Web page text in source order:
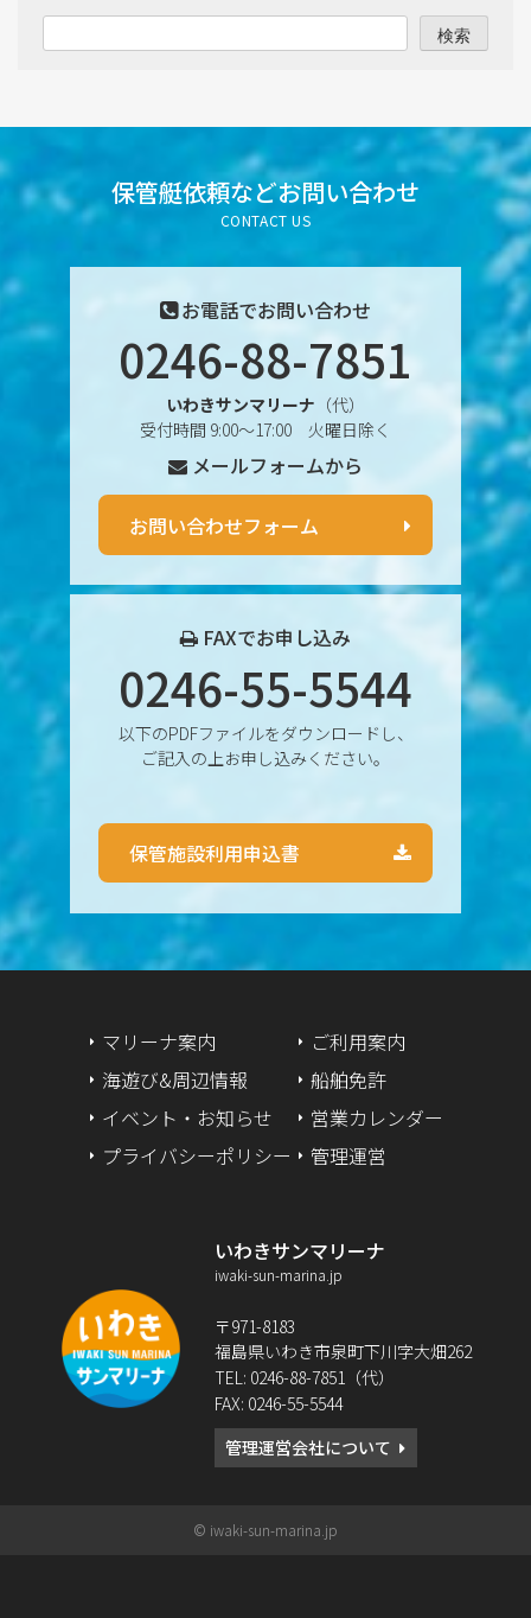
2025年9月
2025年7月
2025年6月
2025年3月
2024年12月
2024年11月
2024年9月
2024年8月
2024年6月
2024年5月
2024年4月
2024年2月
2023年2月
2022年12月
検索
保管艇依頼などお問い合わせ
CONTACT US
お電話でお問い合わせ
0246-88-7851
いわきサンマリーナ （代）
受付時間 9:00〜17:00 火曜日除く
メールフォームから
お問い合わせフォーム
FAXでお申し込み
0246-55-5544
以下のPDFファイルをダウンロードし、
ご記入の上お申し込みください。
保管施設利用申込書
マリーナ案内
海遊び&周辺情報
イベント・お知らせ
プライバシーポリシー
ご利用案内
船舶免許
営業カレンダー
管理運営
いわきサンマリーナ
iwaki-sun-marina.jp
〒971-8183
福島県いわき市泉町下川字大畑262
TEL: 0246-88-7851（代）
FAX: 0246-55-5544
管理運営会社について
© iwaki-sun-marina.jp